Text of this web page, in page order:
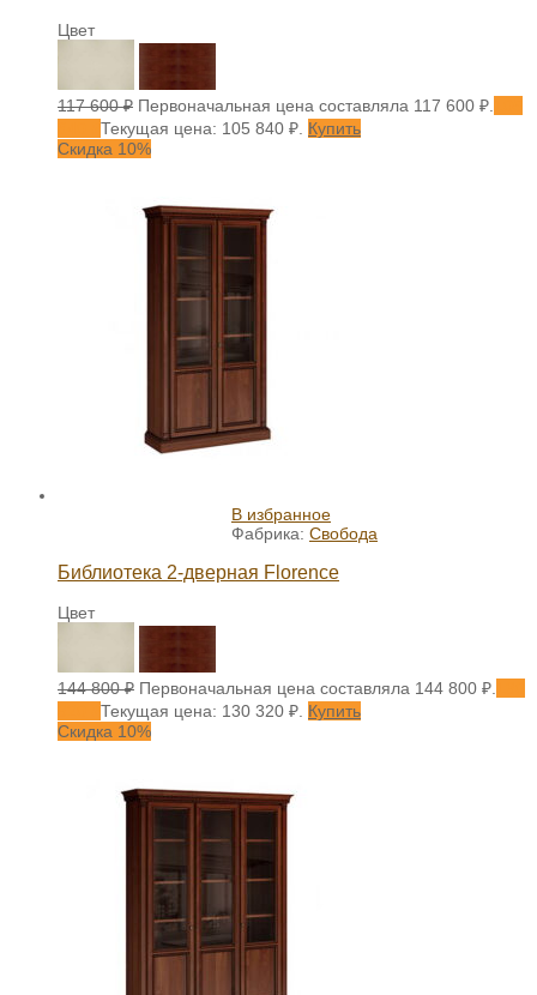
Цвет
117 600₽ Первоначальная цена составляла 117 600 ₽.
Текущая цена: 105 840 ₽. Купить
Скидка 10%
В избранное
Фабрика: Свобода
Библиотека 2-дверная Florence
Цвет
144 800₽ Первоначальная цена составляла 144 800 ₽.
Текущая цена: 130 320 ₽. Купить
Скидка 10%